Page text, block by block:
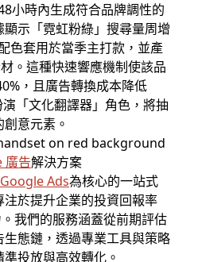
小時內生成符合品牌調性的
示「霓虹粉綠」搜尋量周增
色套用於當季主打款，並產
。這種快速響應機制使該品
，且廣告轉換成本降低
「文化翻譯器」角色，將抽
意元素。
廣告解決方案
Google Ads為核心的一站式
於提升企業的投資回報率
。我們的服務涵蓋從前期評估
態鏈，透過專業工具與策略
投放與高效轉化。